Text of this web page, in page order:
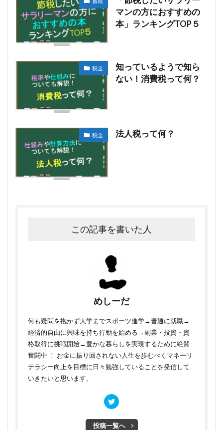
マンの方におすすめの
本」ランキングTOP５
税金
知っているようで知ら
ない！消費税って何？
税金 法人税って何？
この記事を書いた人
めしーだ
何も疑問を抱かず大学までスポーツ進学→普通に就職→
経済的自由に興味を持ち行動を始める→副業・投資・資
格取得に挑戦開始→豊かな暮らしを実現するために絶賛
奮闘中 ！ お金に振り回されない人生を歩むべくマネーリ
テラシー向上を目標に日々勉強していることを発信して
いきたいと思います。
投稿一覧へ